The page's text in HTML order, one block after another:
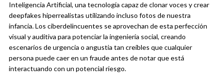
Inteligencia Artificial, una tecnología capaz de clonar voces y crear
deepfakes hiperrealistas utilizando incluso fotos de nuestra
infancia. Los ciberdelincuentes se aprovechan de esta perfección
visual y auditiva para potenciar la ingeniería social, creando
escenarios de urgencia o angustia tan creíbles que cualquier
persona puede caer en un fraude antes de notar que está
interactuando con un potencial riesgo.